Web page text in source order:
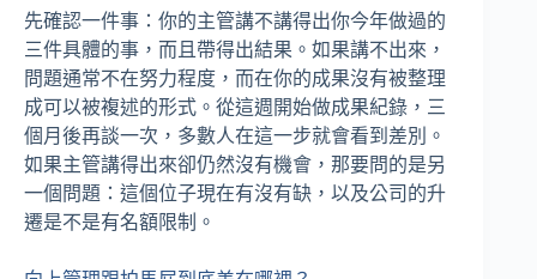
先確認一件事：你的主管講不講得出你今年做過的
三件具體的事，而且帶得出結果。如果講不出來，
問題通常不在努力程度，而在你的成果沒有被整理
成可以被複述的形式。從這週開始做成果紀錄，三
個月後再談一次，多數人在這一步就會看到差別。
如果主管講得出來卻仍然沒有機會，那要問的是另
一個問題：這個位子現在有沒有缺，以及公司的升
遷是不是有名額限制。